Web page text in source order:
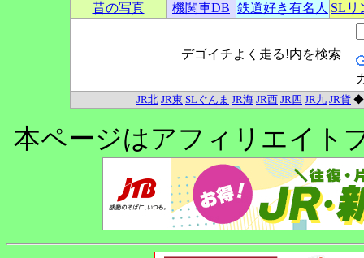
昔の写真
機関車DB 鉄道好き有名人 SLリ
デゴイチよく走る!内を検索
JR北 JR東 SLぐんま JR海 JR西 JR四 JR九 JR貨
本ページはアフィリエイト